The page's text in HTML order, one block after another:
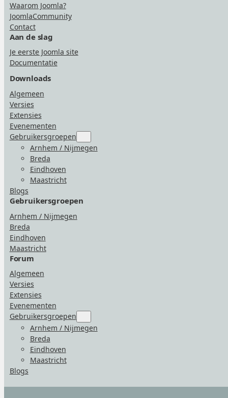
Waarom Joomla?
JoomlaCommunity
Contact
Aan de slag
Je eerste Joomla site
Documentatie
Downloads
Algemeen
Versies
Extensies
Evenementen
Gebruikersgroepen
for
“Gebruikersgroepen”
Arnhem / Nijmegen
Breda
Eindhoven
Maastricht
Blogs
Gebruikersgroepen
Arnhem / Nijmegen
Breda
Eindhoven
Maastricht
Forum
Algemeen
Versies
Extensies
Evenementen
Gebruikersgroepen
for
“Gebruikersgroepen”
Arnhem / Nijmegen
Breda
Eindhoven
Maastricht
Blogs